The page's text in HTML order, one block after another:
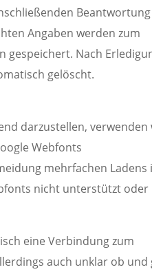
Beantwortung
Angaben werden zum
gespeichert. Nach
gelöscht.
darzustellen, verwenden
Webfonts
mehrfachen Ladens
nicht unterstützt oder
eine Verbindung zum
auch unklar ob und